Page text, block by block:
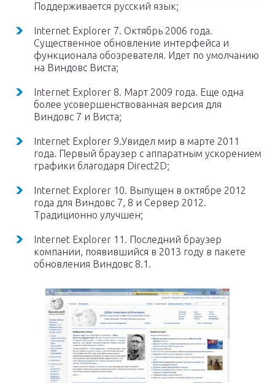
Поддерживается русский язык;
Internet Explorer 7. Октябрь 2006 года.
Существенное обновление интерфейса и
функционала обозревателя. Идет по умолчанию
на Виндовс Виста;
Internet Explorer 8. Март 2009 года. Еще одна
более усовершенствованная версия для
Виндовс 7 и Виста;
Internet Explorer 9.Увидел мир в марте 2011
года. Первый браузер с аппаратным ускорением
графики благодаря Direct2D;
Internet Explorer 10. Выпущен в октябре 2012
года для Виндовс 7, 8 и Сервер 2012.
Традиционно улучшен;
Internet Explorer 11. Последний браузер
компании, появившийся в 2013 году в пакете
обновления Виндовс 8.1.